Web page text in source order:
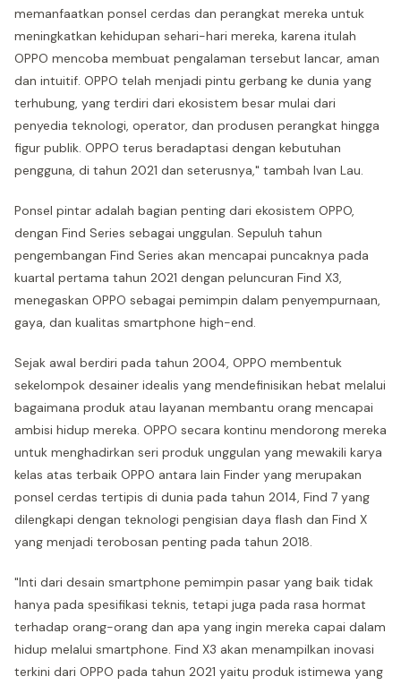
memanfaatkan ponsel cerdas dan perangkat mereka untuk
meningkatkan kehidupan sehari-hari mereka, karena itulah
OPPO mencoba membuat pengalaman tersebut lancar, aman
dan intuitif. OPPO telah menjadi pintu gerbang ke dunia yang
terhubung, yang terdiri dari ekosistem besar mulai dari
penyedia teknologi, operator, dan produsen perangkat hingga
figur publik. OPPO terus beradaptasi dengan kebutuhan
pengguna, di tahun 2021 dan seterusnya," tambah Ivan Lau.
Ponsel pintar adalah bagian penting dari ekosistem OPPO,
dengan Find Series sebagai unggulan. Sepuluh tahun
pengembangan Find Series akan mencapai puncaknya pada
kuartal pertama tahun 2021 dengan peluncuran Find X3,
menegaskan OPPO sebagai pemimpin dalam penyempurnaan,
gaya, dan kualitas smartphone high-end.
Sejak awal berdiri pada tahun 2004, OPPO membentuk
sekelompok desainer idealis yang mendefinisikan hebat melalui
bagaimana produk atau layanan membantu orang mencapai
ambisi hidup mereka. OPPO secara kontinu mendorong mereka
untuk menghadirkan seri produk unggulan yang mewakili karya
kelas atas terbaik OPPO antara lain Finder yang merupakan
ponsel cerdas tertipis di dunia pada tahun 2014, Find 7 yang
dilengkapi dengan teknologi pengisian daya flash dan Find X
yang menjadi terobosan penting pada tahun 2018.
"Inti dari desain smartphone pemimpin pasar yang baik tidak
hanya pada spesifikasi teknis, tetapi juga pada rasa hormat
terhadap orang-orang dan apa yang ingin mereka capai dalam
hidup melalui smartphone. Find X3 akan menampilkan inovasi
terkini dari OPPO pada tahun 2021 yaitu produk istimewa yang